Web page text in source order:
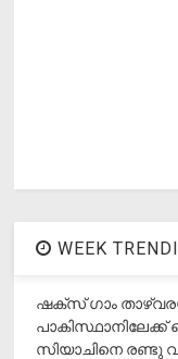
WEEK
ഷക്സ് ​ഗാം
സിയാചിനെ രണ്ടു